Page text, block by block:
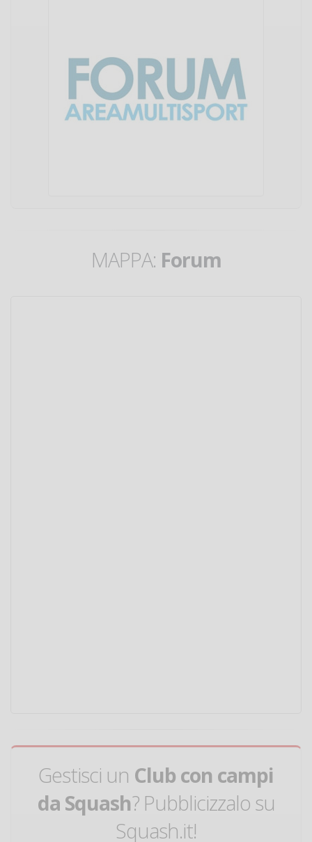
MAPPA: Forum
Gestisci un Club con campi
da Squash? Pubblicizzalo su
Squash.it!